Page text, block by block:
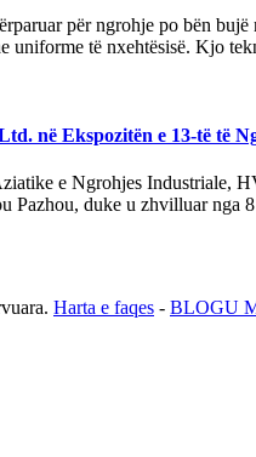
për ngrohje po bën
uniforme të nxehtësisë. Kjo
në Ekspozitën e 13-të të
e Ngrohjes Industriale,
Pazhou, duke u zhvilluar nga
Harta e faqes - BLOGU